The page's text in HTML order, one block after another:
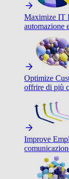
Maximize IT
automazione
Optimize
offrire di più
Improve